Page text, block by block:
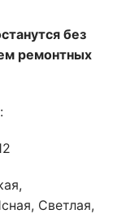
без
ремонтных
Светлая,